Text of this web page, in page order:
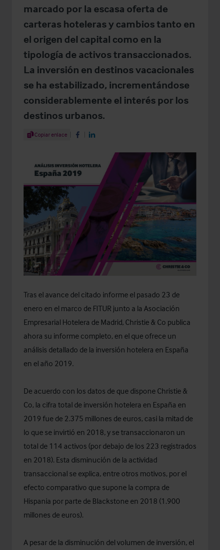
marcado por la escasa oferta de
carteras hoteleras y cambios tanto en
el origen del capital como en la
tipología de activos transaccionados.
La inversión en destinos vacacionales
se ha estabilizado, incrementándose
considerablemente el interés por los
destinos urbanos.
Share Article
Copiar enlace Share on Facebook
Share on LinkedIn
Tras el avance del citado informe el pasado 23 de
enero en el marco de FITUR junto a la Asociación
Empresarial Hotelera de Madrid, Christie & Co publica
ahora su informe completo, en el que ofrece un
análisis detallado de la inversión hotelera en España
en el año 2019.
De acuerdo con los datos de que dispone Christie &
Co, la cifra total de inversión hotelera en España en
2019 fue de 2.375 millones de euros, casi la mitad de
lo que se invirtió en 2018, y se transaccionaron un
total de 114 activos (por debajo de los 223 registrados
en 2018). Esta disminución de la actividad
transaccional se explica, entre otros motivos, por el
efecto comparativo que supone la compra de
Hispania por parte de Blackstone en 2018 (1.900
millones de euros).
A pesar de la disminución del volumen de inversión, el